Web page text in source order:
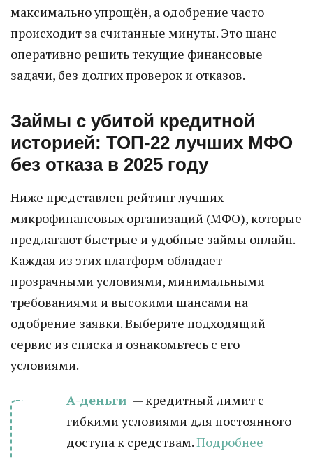
максимально упрощён, а одобрение часто
происходит за считанные минуты. Это шанс
оперативно решить текущие финансовые
задачи, без долгих проверок и отказов.
Займы с убитой кредитной
историей: ТОП-22 лучших МФО
без отказа в 2025 году
Ниже представлен рейтинг лучших
микрофинансовых организаций (МФО), которые
предлагают быстрые и удобные займы онлайн.
Каждая из этих платформ обладает
прозрачными условиями, минимальными
требованиями и высокими шансами на
одобрение заявки. Выберите подходящий
сервис из списка и ознакомьтесь с его
условиями.
А-деньги — кредитный лимит с
гибкими условиями для постоянного
доступа к средствам.Подробнее